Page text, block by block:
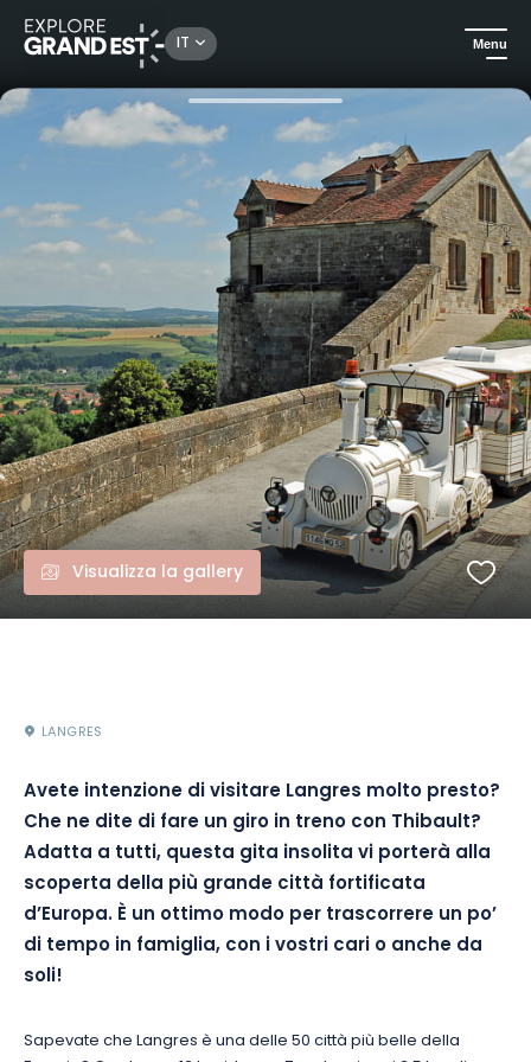
IT Menu
Escursioni Visita di Langres in trenino
Visualizza la gallery
LANGRES
Avete intenzione di visitare Langres molto presto?
Che ne dite di fare un giro in treno con Thibault?
Adatta a tutti, questa gita insolita vi porterà alla
scoperta della più grande città fortificata
d’Europa. È un ottimo modo per trascorrere un po’
di tempo in famiglia, con i vostri cari o anche da
soli!
Sapevate che Langres è una delle 50 città più belle della